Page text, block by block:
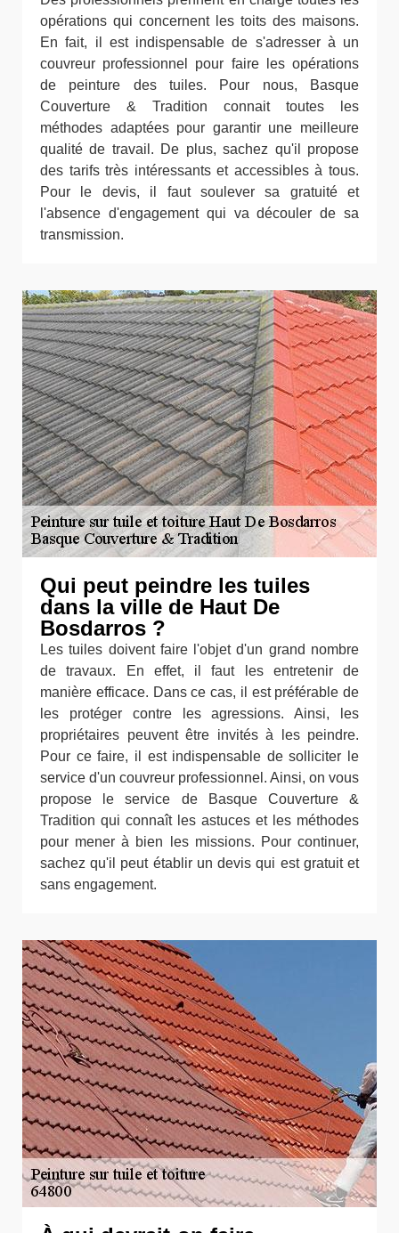
opérations qui concernent les toits des maisons.
En fait, il est indispensable de s'adresser à un
couvreur professionnel pour faire les opérations
de peinture des tuiles. Pour nous, Basque
Couverture & Tradition connait toutes les
méthodes adaptées pour garantir une meilleure
qualité de travail. De plus, sachez qu'il propose
des tarifs très intéressants et accessibles à tous.
Pour le devis, il faut soulever sa gratuité et
l'absence d'engagement qui va découler de sa
transmission.
Qui peut peindre les tuiles
dans la ville de Haut De
Bosdarros ?
Les tuiles doivent faire l'objet d'un grand nombre
de travaux. En effet, il faut les entretenir de
manière efficace. Dans ce cas, il est préférable de
les protéger contre les agressions. Ainsi, les
propriétaires peuvent être invités à les peindre.
Pour ce faire, il est indispensable de solliciter le
service d'un couvreur professionnel. Ainsi, on vous
propose le service de Basque Couverture &
Tradition qui connaît les astuces et les méthodes
pour mener à bien les missions. Pour continuer,
sachez qu'il peut établir un devis qui est gratuit et
sans engagement.